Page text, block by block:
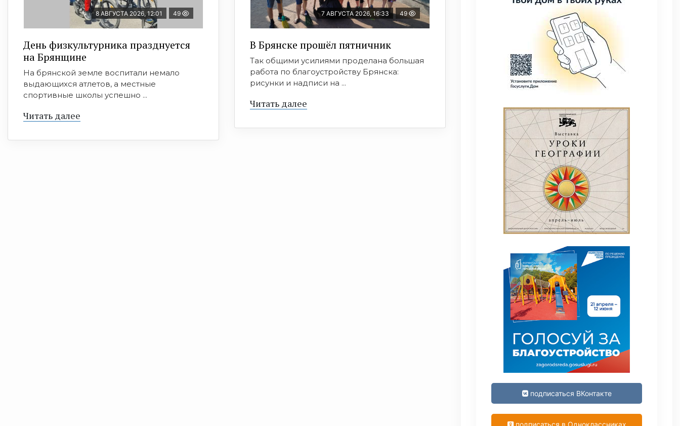
8 АВГУСТА 2026, 12:01 49
День физкультурника празднуется
на Брянщине
На брянской земле воспитали немало
выдающихся атлетов, а местные
спортивные школы успешно ...
Читать далее
7 АВГУСТА 2026, 16:33 49
В Брянске прошёл пятничник
Так общими усилиями проделана большая
работа по благоустройству Брянска:
рисунки и надписи на ...
Читать далее
подписаться ВКонтакте